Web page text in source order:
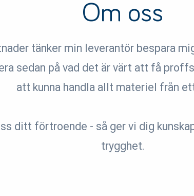
Om oss
tänker min leverantör bespara
sedan på vad det är värt att få
att kunna handla allt materiel från
ditt förtroende - så ger vi dig
trygghet.